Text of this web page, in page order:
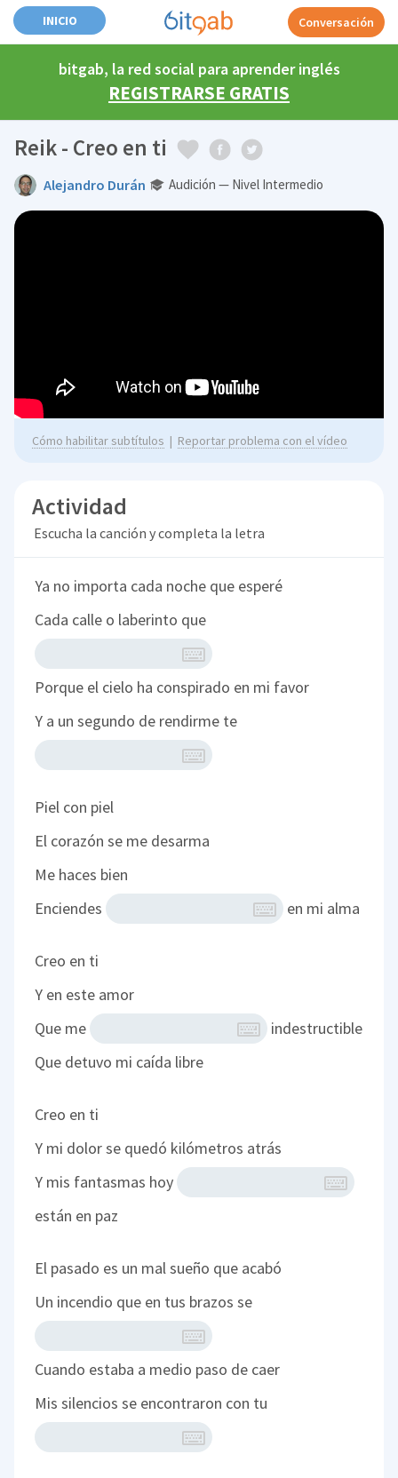
INICIO Conversación
bitgab, la red social para aprender inglés
REGISTRARSE GRATIS
Reik - Creo en ti
Alejandro Durán Audición — Nivel Intermedio
Cómo habilitar subtítulos | Reportar problema con el vídeo
Actividad
Escucha la canción y completa la letra
Ya no importa cada noche que esperé
Cada calle o laberinto que
Porque el cielo ha conspirado en mi favor
Y a un segundo de rendirme te
Piel con piel
El corazón se me desarma
Me haces bien
Enciendes
en mi alma
Creo en ti
Y en este amor
Que me
indestructible
Que detuvo mi caída libre
Creo en ti
Y mi dolor se quedó kilómetros atrás
Y mis fantasmas hoy
están en paz
El pasado es un mal sueño que acabó
Un incendio que en tus brazos se
Cuando estaba a medio paso de caer
Mis silencios se encontraron con tu